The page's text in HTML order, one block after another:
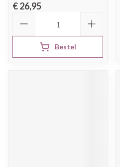
€ 26,95
Bestel